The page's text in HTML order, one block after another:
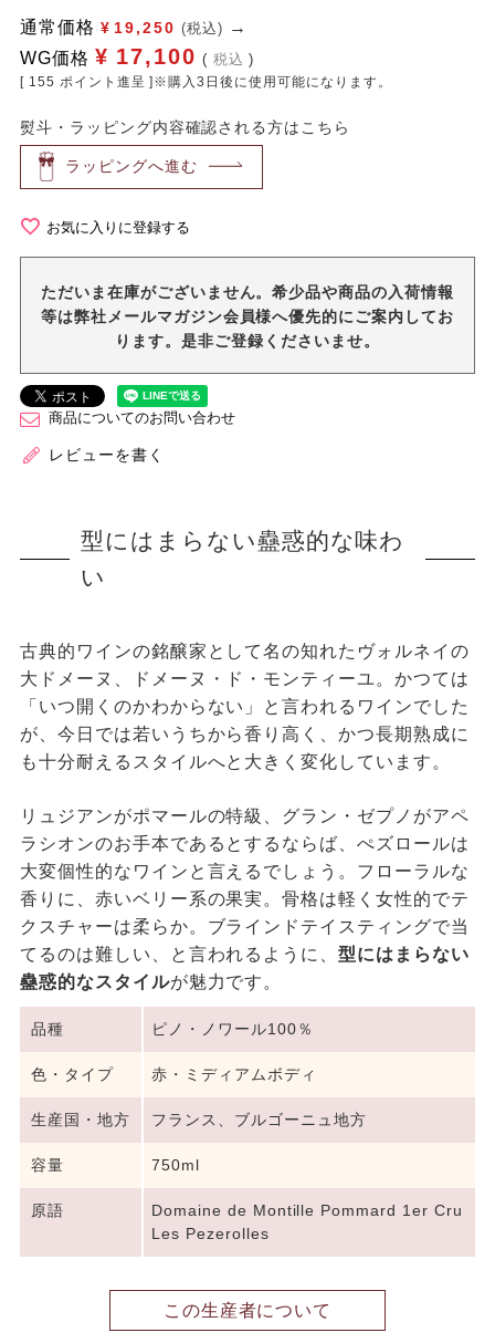
通常価格 ¥ 19,250 (税込)
WG価格 ¥ 17,100 税込
[ 155 ポイント進呈 ]※購入3日後に使用可能になります。
熨斗・ラッピング内容確認される方はこちら
ラッピングへ進む
お気に入りに登録する
ただいま在庫がございません。希少品や商品の入荷情報
等は弊社メールマガジン会員様へ優先的にご案内してお
ります。是非ご登録くださいませ。
商品についてのお問い合わせ
レビューを書く
型にはまらない蠱惑的な味わ
い
古典的ワインの銘醸家として名の知れたヴォルネイの
大ドメーヌ、ドメーヌ・ド・モンティーユ。かつては
「いつ開くのかわからない」と言われるワインでした
が、今日では若いうちから香り高く、かつ長期熟成に
も十分耐えるスタイルへと大きく変化しています。
リュジアンがポマールの特級、グラン・ゼプノがアペ
ラシオンのお手本であるとするならば、ぺズロールは
大変個性的なワインと言えるでしょう。フローラルな
香りに、赤いベリー系の果実。骨格は軽く女性的でテ
クスチャーは柔らか。ブラインドテイスティングで当
てるのは難しい、と言われるように、型にはまらない
蠱惑的なスタイルが魅力です。
品種 ピノ・ノワール100％
色・タイプ 赤・ミディアムボディ
生産国・地方 フランス、ブルゴーニュ地方
容量 750ml
原語
Domaine de Montille Pommard 1er Cru
Les Pezerolles
この生産者について